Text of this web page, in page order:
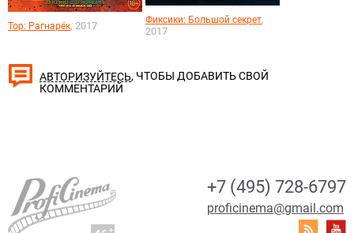
Тор: Рагнарёк, 2017 Фиксики: Большой секрет,
2017
АВТОРИЗУЙТЕСЬ, ЧТОБЫ ДОБАВИТЬ СВОЙ
КОММЕНТАРИЙ
+7 (495) 728-6797
proficinema@gmail.com